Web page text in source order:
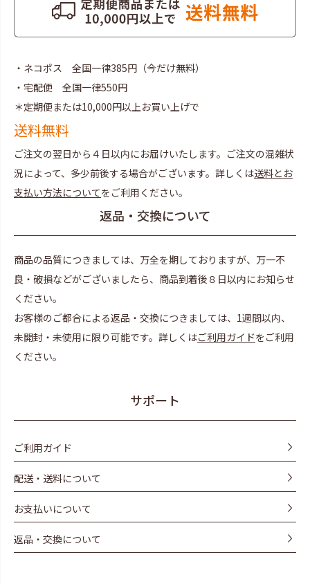
・ネコポス 全国一律385円（今だけ無料）
・宅配便 全国一律550円
＊定期便または10,000円以上お買い上げで
送料無料
ご注文の翌日から４日以内にお届けいたします。ご注文の混雑状
況によって、多少前後する場合がございます。詳しくは送料とお
支払い方法についてをご利用ください。
返品・交換について
商品の品質につきましては、万全を期しておりますが、万一不
良・破損などがございましたら、商品到着後８日以内にお知らせ
ください。
お客様のご都合による返品・交換につきましては、1週間以内、
未開封・未使用に限り可能です。詳しくはご利用ガイドをご利用
ください。
サポート
ご利用ガイド
配送・送料について
お支払いについて
返品・交換について